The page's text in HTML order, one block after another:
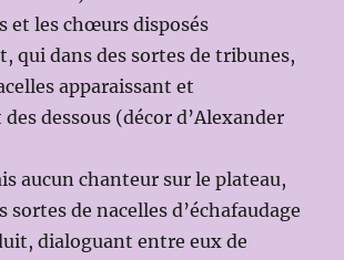
et les chœurs disposés
qui dans des sortes de tribunes,
apparaissant et
dessous (décor d’Alexander
aucun chanteur sur le plateau,
sortes de nacelles d’échafaudage
dialoguant entre eux de